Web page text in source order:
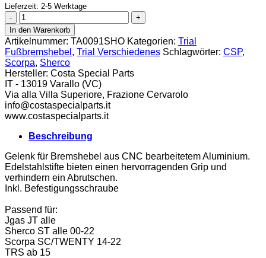
Lieferzeit: 2-5 Werktage
CSP
Gelenk
Fußbremshebel
Jotagas
/
Sherco
/
Scorpa
Menge
In den Warenkorb
Artikelnummer: TA0091SHO Kategorien: Trial
Fußbremshebel , Trial Verschiedenes Schlagwörter: CSP,
Scorpa, Sherco
Hersteller: Costa Special Parts
IT - 13019 Varallo (VC)
Via alla Villa Superiore, Frazione Cervarolo
info@costaspecialparts.it
www.costaspecialparts.it
Beschreibung
Gelenk für Bremshebel aus CNC bearbeitetem Aluminium.
Edelstahlstifte bieten einen hervorragenden Grip und
verhindern ein Abrutschen.
Inkl. Befestigungsschraube
Passend für:
Jgas JT alle
Sherco ST alle 00-22
Scorpa SC/TWENTY 14-22
TRS ab 15